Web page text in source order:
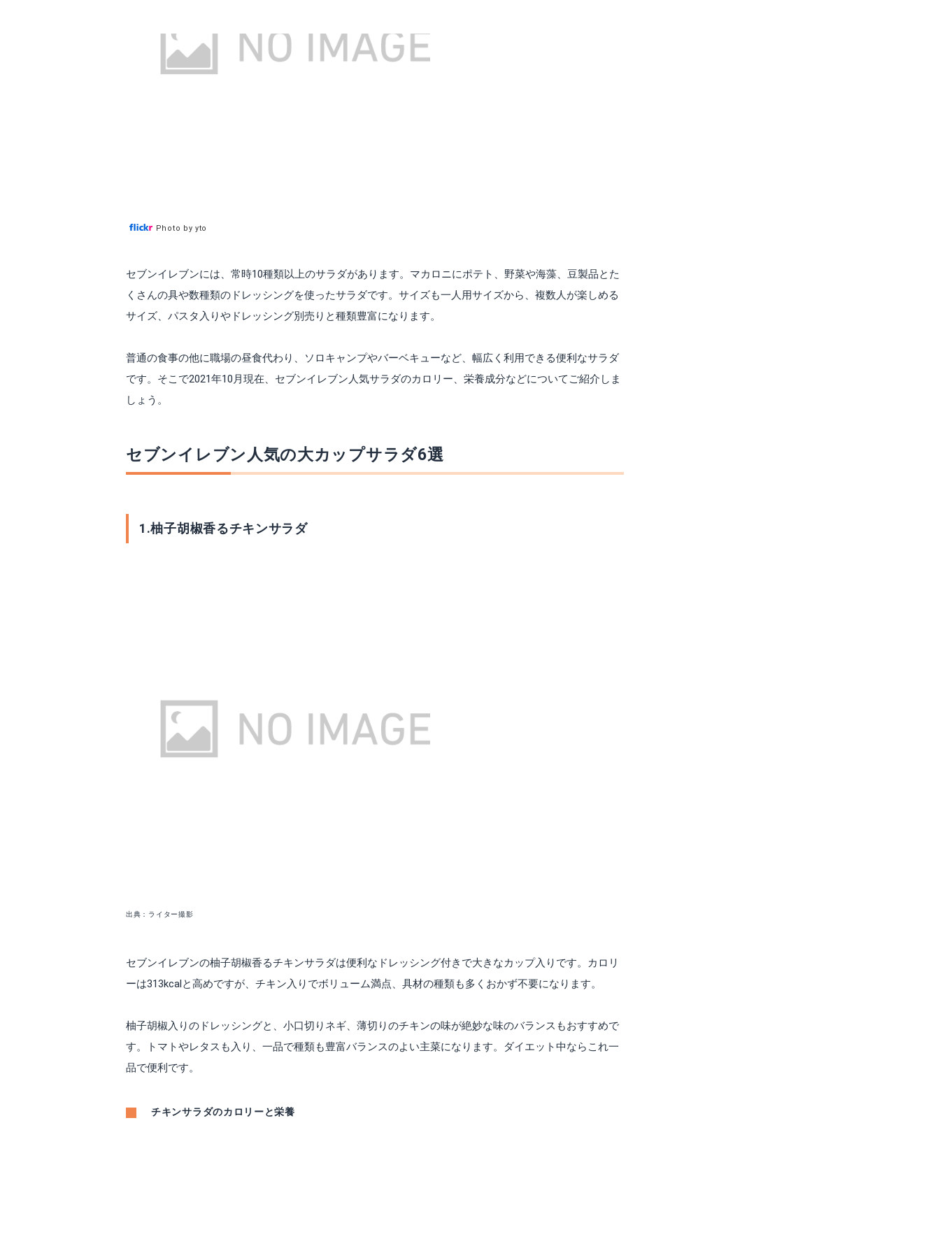
Photo by yto
セブンイレブンには、常時10種類以上のサラダがあります。マカロニにポテト、野菜や海藻、豆製品とた
くさんの具や数種類のドレッシングを使ったサラダです。サイズも一人用サイズから、複数人が楽しめる
サイズ、パスタ入りやドレッシング別売りと種類豊富になります。
普通の食事の他に職場の昼食代わり、ソロキャンプやバーベキューなど、幅広く利用できる便利なサラダ
です。そこで2021年10月現在、セブンイレブン人気サラダのカロリー、栄養成分などについてご紹介しま
しょう。
セブンイレブン人気の大カップサラダ6選
1.柚子胡椒香るチキンサラダ
出典：ライター撮影
セブンイレブンの柚子胡椒香るチキンサラダは便利なドレッシング付きで大きなカップ入りです。カロリ
ーは313kcalと高めですが、チキン入りでボリューム満点、具材の種類も多くおかず不要になります。
柚子胡椒入りのドレッシングと、小口切りネギ、薄切りのチキンの味が絶妙な味のバランスもおすすめで
す。トマトやレタスも入り、一品で種類も豊富バランスのよい主菜になります。ダイエット中ならこれ一
品で便利です。
チキンサラダのカロリーと栄養